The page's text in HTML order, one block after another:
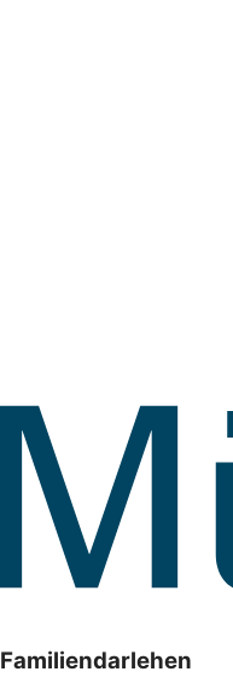
Familiendarlehen